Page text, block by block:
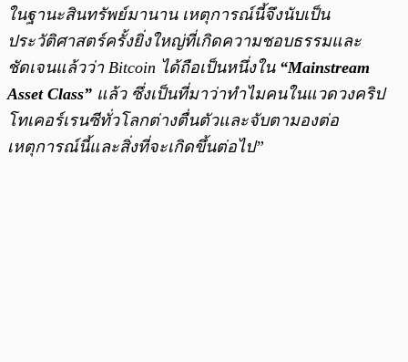
ในฐานะสินทรัพย์มานาน เหตุการณ์นี้จึงนับเป็น
ประวัติศาสตร์ครั้งยิ่งใหญ่ที่เกิดความชอบธรรมและ
ชัดเจนแล้วว่า Bitcoin ได้ถือเป็นหนึ่งใน “Mainstream
Asset Class” แล้ว ซึ่งเป็นที่มาว่าทำไมคนในแวดวงคริป
โทเคอร์เรนซีทั่วโลกต่างตื่นตัวและจับตามองต่อ
เหตุการณ์นี้และสิ่งที่จะเกิดขึ้นต่อไป”